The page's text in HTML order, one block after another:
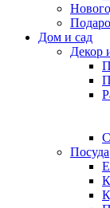
Дом и сад
Декор
Посуда